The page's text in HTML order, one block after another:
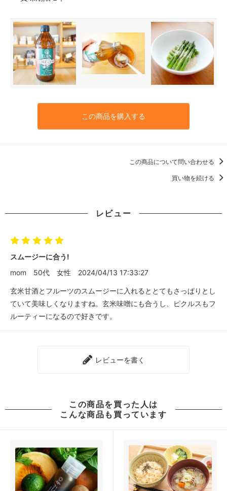
この商品を購入する
この商品について問い合わせる
買い物を続ける
レビュー
スムージーに合う!
mom
50代 女性 2024/04/13 17:33:27
玄米甘酒とフルーツのスムージーに入れるととてもさっぱりとし
ていて美味しくなりますね。玄米味噌にも合うし、ピクルスもフ
ルーティーになるので好きです。
レビューを書く
この商品を買った人は
こんな商品も買っています